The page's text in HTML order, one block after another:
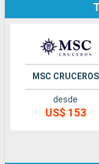
MSC CRUCEROS
desde
US$ 153